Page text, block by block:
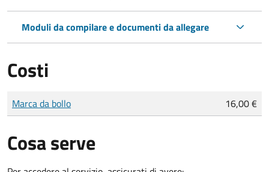
Moduli da compilare e documenti da allegare
Costi
Tipo di pagamento
Importo
Marca da bollo 16,00 €
Cosa serve